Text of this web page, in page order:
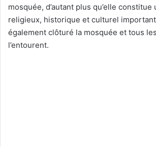
mosquée, d’autant plus qu’elle constitue
religieux, historique et culturel important
également clôturé la mosquée et tous
l’entourent.